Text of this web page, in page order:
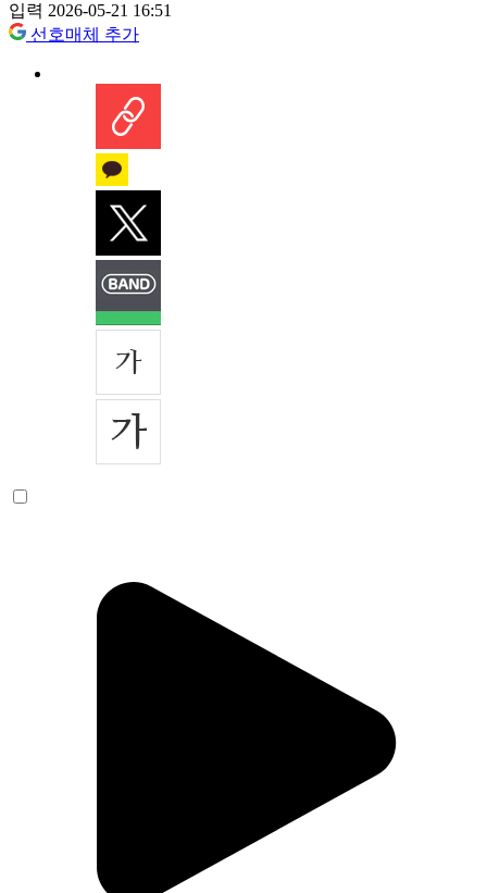
입력 2026-05-21 16:51
선호매체 추가